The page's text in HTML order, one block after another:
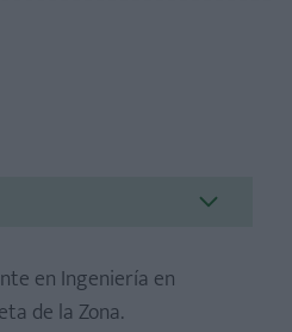
en Ingeniería en
de la Zona.